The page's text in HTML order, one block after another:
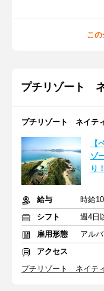
こ
プチリゾート
プチリゾート ネイテ
【
ゾ
り！
給与
時給
シフト
週4日
雇用形態
アル
アクセス
プチリゾート ネイテ